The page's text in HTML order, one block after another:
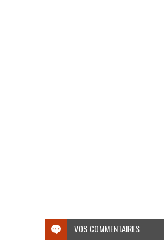
VOS COMMENTAIRES